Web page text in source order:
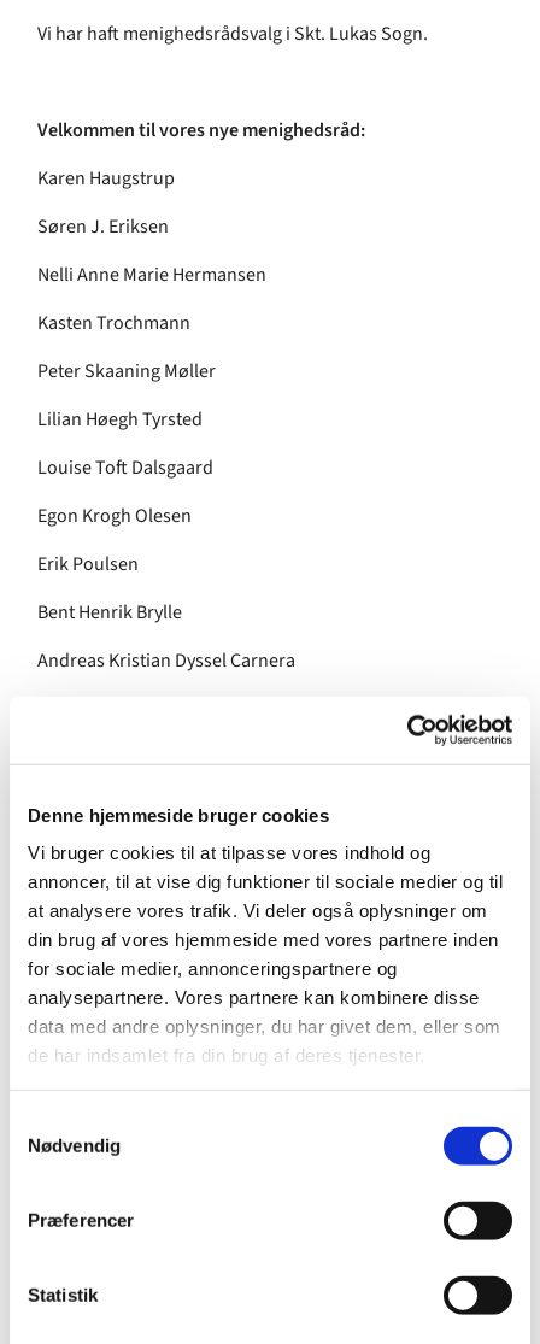
Denne hjemmeside bruger cookies
Vi bruger cookies til at tilpasse vores indhold og
annoncer, til at vise dig funktioner til sociale medier og til
at analysere vores trafik. Vi deler også oplysninger om
din brug af vores hjemmeside med vores partnere inden
for sociale medier, annonceringspartnere og
analysepartnere. Vores partnere kan kombinere disse
data med andre oplysninger, du har givet dem, eller som
de har indsamlet fra din brug af deres tjenester.
Nødvendig
Præferencer
Statistik
Vi har haft menighedsrådsvalg i Skt. Lukas Sogn.
Velkommen til vores nye menighedsråd:
Karen Haugstrup
Søren J. Eriksen
Nelli Anne Marie Hermansen
Kasten Trochmann
Peter Skaaning Møller
Lilian Høegh Tyrsted
Louise Toft Dalsgaard
Egon Krogh Olesen
Erik Poulsen
Bent Henrik Brylle
Andreas Kristian Dyssel Carnera
Stedfortrædere:
Rasmus Lund Nielsen
Eja Elin Momberg Bækmark
Anna Kristine Henriksen
Anna Bente Østergaard
ORIENTERING OM EVENTUELT AFSTEMNINGSVALG
senest tirsdag den 13. oktober 2020, en kandidatliste,
udløses et afstemningsvalg. Kandidatlisten skal være
underskrevet af et antal stillere svarende til det antal
menighedsrådsmedlemmer, der skal vælges i sognet.